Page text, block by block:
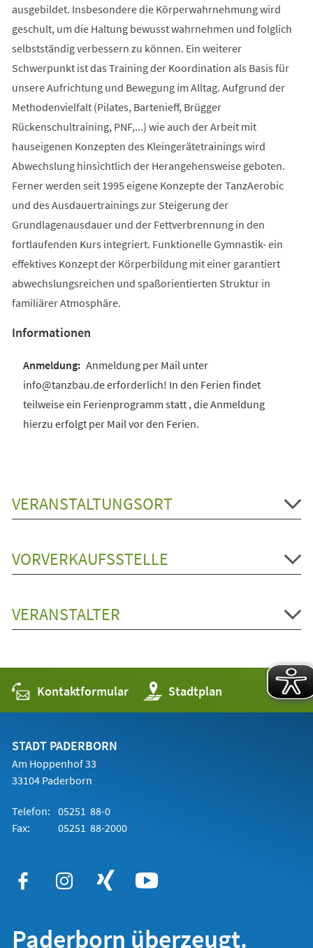
ausgebildet. Insbesondere die Körperwahrnehmung wird
geschult, um die Haltung bewusst wahrnehmen und folglich
selbstständig verbessern zu können. Ein weiterer
Schwerpunkt ist das Training der Koordination als Basis für
unsere Aufrichtung und Bewegung im Alltag. Aufgrund der
Methodenvielfalt (Pilates, Bartenieff, Brügger
Rückenschultraining, PNF,...) wie auch der Arbeit mit
hauseigenen Konzepten des Kleingerätetrainings wird
Abwechslung hinsichtlich der Herangehensweise geboten.
Ferner werden seit 1995 eigene Konzepte der TanzAerobic
und des Ausdauertrainings zur Steigerung der
Grundlagenausdauer und der Fettverbrennung in den
fortlaufenden Kurs integriert. Funktionelle Gymnastik- ein
effektives Konzept der Körperbildung mit einer garantiert
abwechslungsreichen und spaßorientierten Struktur in
familiärer Atmosphäre.
Informationen
Anmeldung per Mail unter
info@tanzbau.de erforderlich! In den Ferien findet
teilweise ein Ferienprogramm statt , die Anmeldung
hierzu erfolgt per Mail vor den Ferien.
VERANSTALTUNGSORT
VORVERKAUFSSTELLE
VERANSTALTER
Kontaktformular Stadtplan
(Öffnet
in
einem
STADT PADERBORN
Am Hoppenhof 33
33104 Paderborn
Telefon: 05251 88-0
Fax:
05251 88-2000
Paderborn überzeugt.